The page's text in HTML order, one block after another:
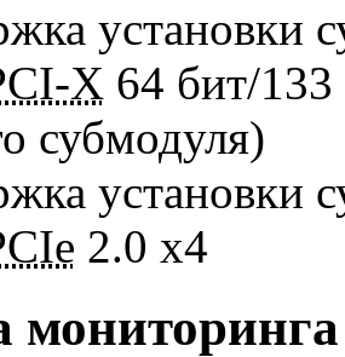
установки
X 64 бит/
субмодуля)
установки
2.0 x4